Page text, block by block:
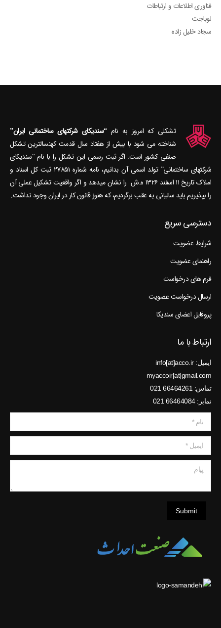
فناوری اطلاعات و ارتباطات
لوباجت
سجاد خلیل زاده
تشکلی که امروز به نام“سندیکای شرکتهای ساختمانی ایران”
شناخته می‎ شود با بیش از هفتاد سال قدمت کهنسال‎ترین تشکل
صنفی کشور است. اگر ثبت رسمی این تشکل را با نام “سندیکای
شرکتهای ساختمانی” تولد اسمی آن بدانیم، نامه شماره ۲۷۸۵۱ ثبت کل اسناد و
املاک تاریخ ۱۱ اسفند ۱۳۲۶ ه.ش را نشان می‎دهد و اگر واقعیت تشکیل عملی آن
را بپذیریم باید سالیانی به عقب برگردیم، که هنوز قانون کار در ایران وجود نداشت.
دسترسی سریع
شرایط عضویت
راهنمای عضویت
فرم های درخواست
ارسال درخواست عضویت
پروفایل اعضای سندیکا
ارتباط با ما
ایمیل: info[at]acco.ir
myaccoir[at]gmail.com
تماس: 66464261 021
نمابر: 66464084 021
نام *
ایمیل *
Submit